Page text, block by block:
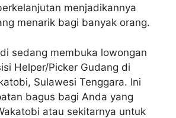
menjadikannya
menarik bagi banyak orang.
sedang membuka lowongan
Helper/Picker Gudang di
Sulawesi Tenggara. Ini
bagus bagi Anda yang
atau sekitarnya untuk